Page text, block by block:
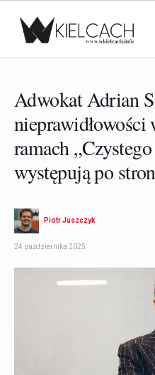
Adwokat Adrian
nieprawidłowości
ramach
występują po
Piotr Juszczyk
24 października 2025